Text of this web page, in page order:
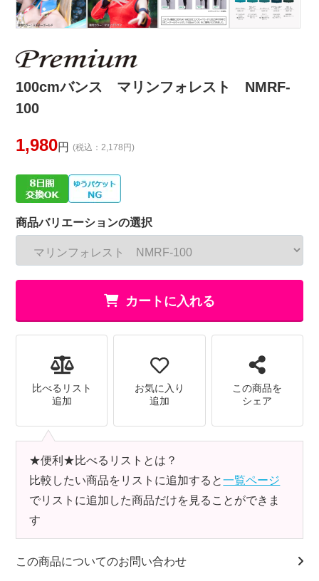
100cmバンス マリンフォレスト NMRF-
100
1,980円 (税込：2,178円)
商品バリエーションの選択
カートに入れる
比べるリスト
追加
お気に入り
追加
この商品を
シェア
★便利★比べるリストとは？
比較したい商品をリストに追加すると一覧ページ
でリストに追加した商品だけを見ることができま
す
この商品についてのお問い合わせ